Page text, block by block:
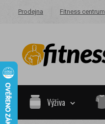
Prodejna Fitness centrum
Výživa